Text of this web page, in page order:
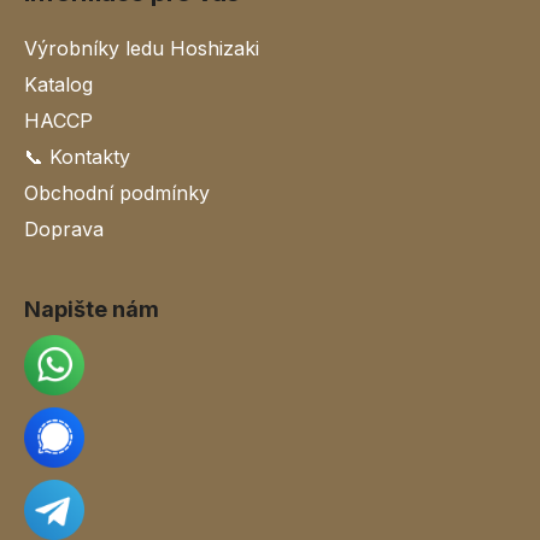
Výrobníky ledu Hoshizaki
Katalog
HACCP
📞 Kontakty
Obchodní podmínky
Doprava
Napište nám